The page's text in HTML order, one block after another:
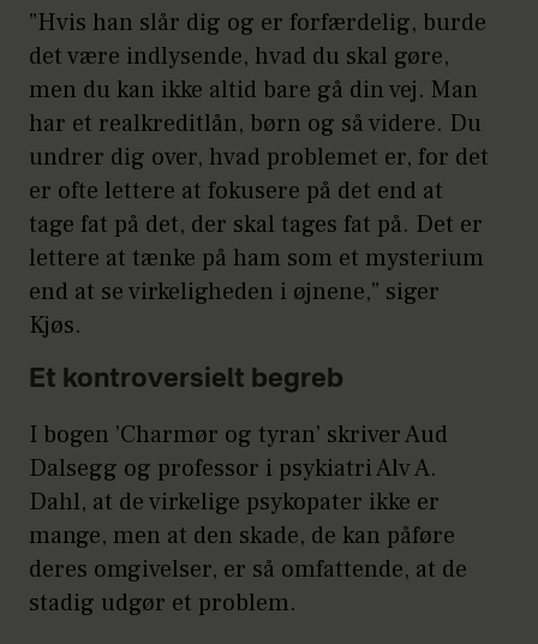
Aktiv seksuel adfærd med
flere partnere
Adfærdsproblemer før 12-
årsalderen
Mangel på realistisk
langtidsplanlægning
Impulsivitet
Hyppige ægteskaber/samliv
Ungdomskriminalitet før 15-
årsalderen
Svigt under prøvetid eller
løsladelse
Manglende ansvar for egne
”Hvis han slår dig og er forfærdelig, burde
det være indlysende, hvad du skal gøre,
men du kan ikke altid bare gå din vej. Man
har et realkreditlån, børn og så videre. Du
undrer dig over, hvad problemet er, for det
er ofte lettere at fokusere på det end at
tage fat på det, der skal tages fat på. Det er
lettere at tænke på ham som et mysterium
end at se virkeligheden i øjnene,” siger
Kjøs.
Et kontroversielt begreb
I bogen ’Charmør og tyran’ skriver Aud
Dalsegg og professor i psykiatri Alv A.
Dahl, at de virkelige psykopater ikke er
mange, men at den skade, de kan påføre
deres omgivelser, er så omfattende, at de
stadig udgør et problem.